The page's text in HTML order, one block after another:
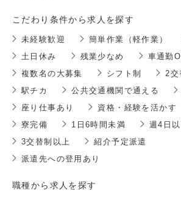
こだわり条件から求人を探す
未経験歓迎 簡単作業（軽作業）
土日休み
残業少なめ
車通勤
複数名の大募集
シフト制
2交
駅チカ
公共交通機関で通える
座り仕事あり
資格・経験を活かす
寮完備
1日6時間未満
週4日
3交替制以上
紹介予定派遣
派遣先への登用あり
職種から求人を探す